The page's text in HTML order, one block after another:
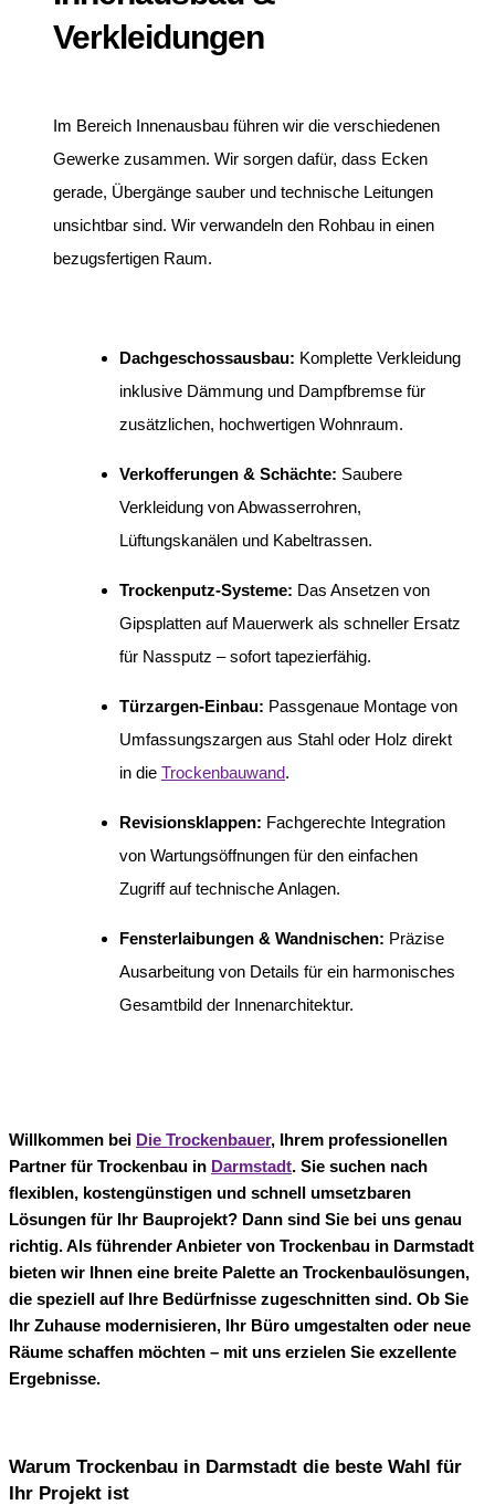
Verkleidungen
Im Bereich Innenausbau führen wir die verschiedenen
Gewerke zusammen. Wir sorgen dafür, dass Ecken
gerade, Übergänge sauber und technische Leitungen
unsichtbar sind. Wir verwandeln den Rohbau in einen
bezugsfertigen Raum.
Dachgeschossausbau: Komplette Verkleidung
inklusive Dämmung und Dampfbremse für
zusätzlichen, hochwertigen Wohnraum.
Verkofferungen & Schächte: Saubere
Verkleidung von Abwasserrohren,
Lüftungskanälen und Kabeltrassen.
Trockenputz-Systeme: Das Ansetzen von
Gipsplatten auf Mauerwerk als schneller Ersatz
für Nassputz – sofort tapezierfähig.
Türzargen-Einbau: Passgenaue Montage von
Umfassungszargen aus Stahl oder Holz direkt
in die Trockenbauwand.
Revisionsklappen: Fachgerechte Integration
von Wartungsöffnungen für den einfachen
Zugriff auf technische Anlagen.
Fensterlaibungen & Wandnischen: Präzise
Ausarbeitung von Details für ein harmonisches
Gesamtbild der Innenarchitektur.
Willkommen bei Die Trockenbauer, Ihrem professionellen
Partner für Trockenbau in Darmstadt. Sie suchen nach
flexiblen, kostengünstigen und schnell umsetzbaren
Lösungen für Ihr Bauprojekt? Dann sind Sie bei uns genau
richtig. Als führender Anbieter von Trockenbau in Darmstadt
bieten wir Ihnen eine breite Palette an Trockenbaulösungen,
die speziell auf Ihre Bedürfnisse zugeschnitten sind. Ob Sie
Ihr Zuhause modernisieren, Ihr Büro umgestalten oder neue
Räume schaffen möchten – mit uns erzielen Sie exzellente
Ergebnisse.
Warum Trockenbau in Darmstadt die beste Wahl für
Ihr Projekt ist